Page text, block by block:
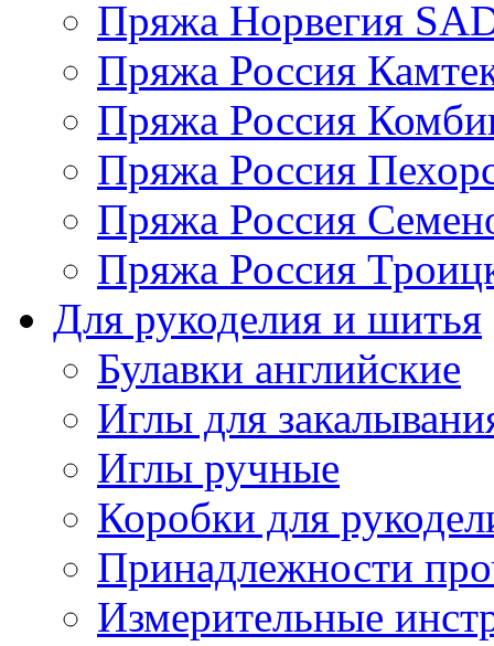
Пряжа Норвегия
Пряжа Россия
Пряжа Россия
Пряжа Россия
Пряжа Россия
Пряжа Россия
Для рукоделия и шитья
Булавки английские
Иглы для
Иглы ручные
Коробки для
Принадлежности
Измерительные